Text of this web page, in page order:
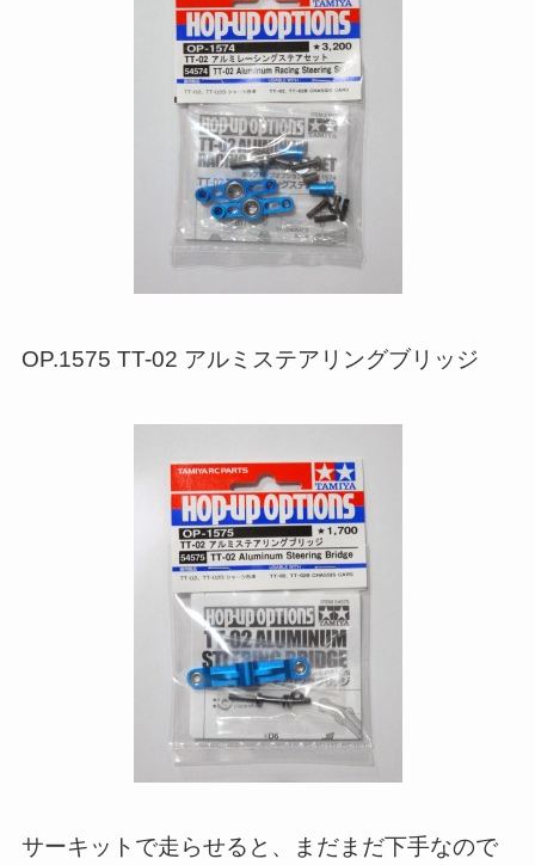
OP.1575 TT-02 アルミステアリングブリッジ
サーキットで走らせると、まだまだ下手なので